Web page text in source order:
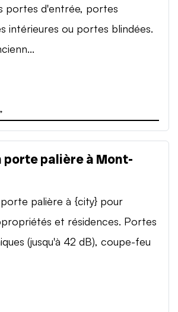
portes d'entrée, portes
intérieures ou portes blindées.
palière à Mont-
palière à {city} pour
et résidences. Portes
(jusqu'à 42 dB), coupe-feu